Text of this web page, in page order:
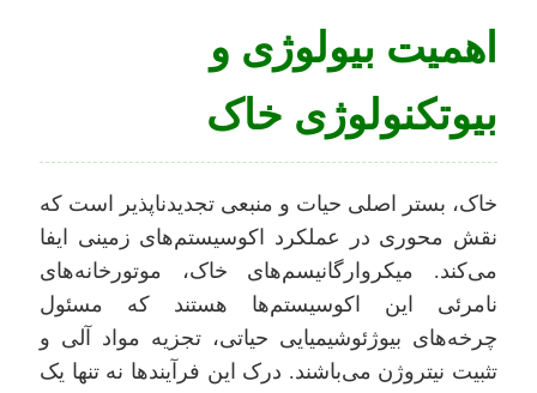
اهمیت بیولوژی و
بیوتکنولوژی خاک
خاک، بستر اصلی حیات و منبعی تجدیدناپذیر است که
نقش محوری در عملکرد اکوسیستم‌های زمینی ایفا
می‌کند. میکروارگانیسم‌های خاک، موتورخانه‌های
نامرئی این اکوسیستم‌ها هستند که مسئول
چرخه‌های بیوژئوشیمیایی حیاتی، تجزیه مواد آلی و
تثبیت نیتروژن می‌باشند. درک این فرآیندها نه تنها یک